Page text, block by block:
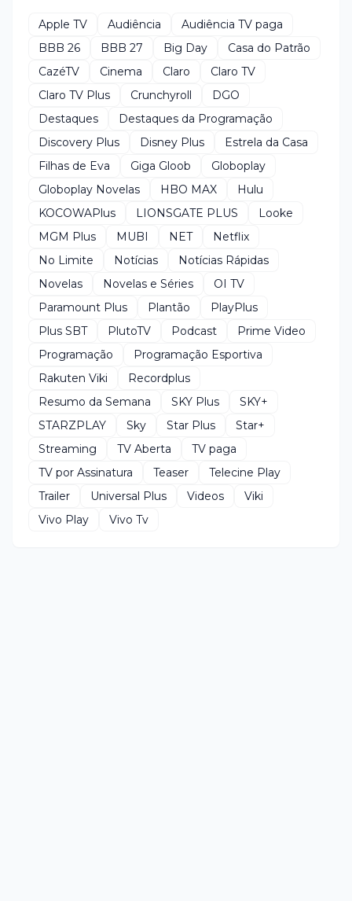
Apple TV Audiência
Audiência TV paga
BBB 26
BBB 27 Big Day
Casa do Patrão
CazéTV
Cinema Claro
Claro TV
Claro TV Plus
Crunchyroll
DGO
Destaques
Destaques da Programação
Discovery Plus
Disney Plus
Estrela da Casa
Filhas de Eva
Giga Gloob
Globoplay
Globoplay Novelas
HBO MAX
Hulu
KOCOWAPlus
LIONSGATE PLUS
Looke
MGM Plus
MUBI NET
Netflix
No Limite
Notícias
Notícias Rápidas
Novelas
Novelas e Séries
OI TV
Paramount Plus
Plantão
PlayPlus
Plus SBT
PlutoTV Podcast
Prime Video
Programação
Programação Esportiva
Rakuten Viki
Recordplus
Resumo da Semana
SKY Plus
SKY+
STARZPLAY
Sky Star Plus
Star+
Streaming
TV Aberta
TV paga
TV por Assinatura
Teaser
Telecine Play
Trailer
Universal Plus Videos
Viki
Vivo Play
Vivo Tv